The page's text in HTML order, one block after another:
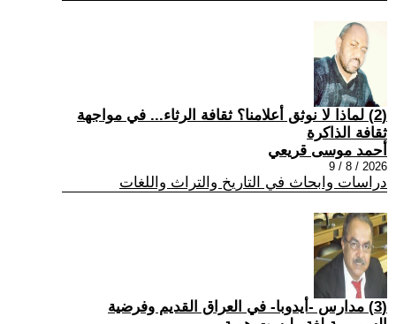
(2) لماذا لا نوثق أعلامنا؟ ثقافة الرثاء... في مواجهة
ثقافة الذاكرة
أحمد موسى قريعي
2026 / 8 / 9
دراسات وابحاث في التاريخ والتراث واللغات
(3) مدارس -أيدوبا- في العراق القديم وفرضية